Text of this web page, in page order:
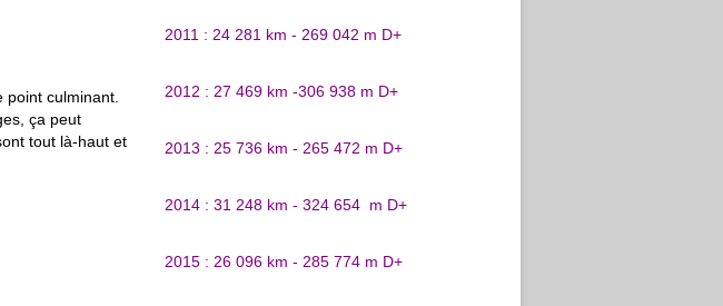
culminant.
ça peut
tout là-haut et
2011 : 24 281 km - 269 042 m D+
2012 : 27 469 km -306 938 m D+
2013 : 25 736 km - 265 472 m D+
2014 : 31 248 km - 324 654 m D+
2015 : 26 096 km - 285 774 m D+